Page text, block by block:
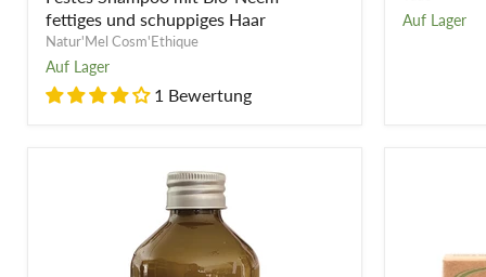
-
fettiges
und
schuppiges
Haar
fettiges und schuppiges Haar
Natur'Mel Cosm'Ethique
Auf Lager
1 Bewertung
Auf Lager